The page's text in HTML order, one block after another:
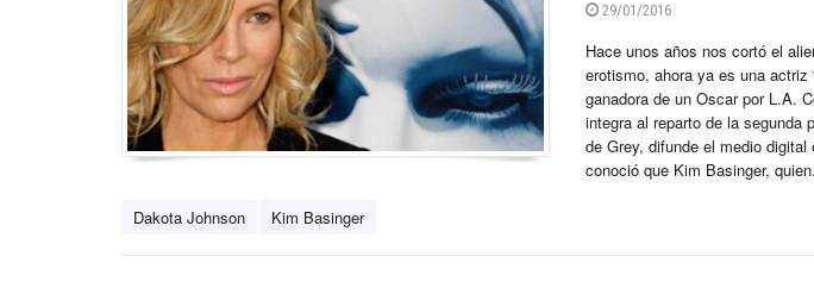
29/01/2016
Hace unos años nos cortó el
erotismo, ahora ya es una actriz
ganadora de un Oscar por L.A.
integra al reparto de la segunda
de Grey, difunde el medio
conoció que Kim Basinger,
Dakota Johnson Kim Basinger